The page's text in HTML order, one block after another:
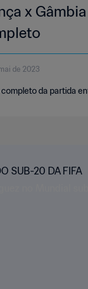
x
de 2023
da partida
SUB-20 DA FIFA